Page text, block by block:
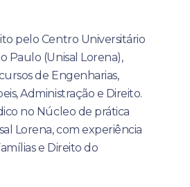
pelo Centro Universitário
Paulo (Unisal Lorena),
de Engenharias,
Administração e Direito.
no Núcleo de prática
Lorena, com experiência
e Direito do